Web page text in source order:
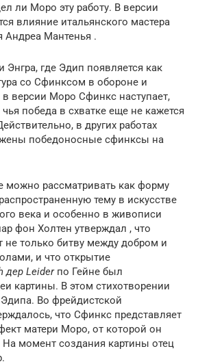
ли Моро эту работу. В версии
влияние итальянского мастера
Андреа Мантенья .
Энгра, где Эдип появляется как
со Сфинксом в обороне и
версии Моро Сфинкс наступает,
победа в схватке еще не кажется
в других работах
победоносные сфинксы на
можно рассматривать как форму
тему в искусстве
века и особенно в живописи
фон Холтен утверждал , что
не только битву между добром и
и что открытие
дер Leiderпо Гейне был
картины. В этом стихотворении
Во фрейдистской
что Сфинкс представляет
матери Моро, от которой он
На момент создания картины отец